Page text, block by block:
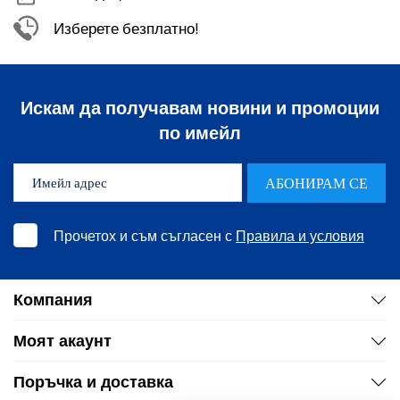
Изберете безплатно!
Искам да получавам новини и промоции
по имейл
АБОНИРАМ СЕ
Прочетох и съм съгласен с Правила и условия
Компания
Моят акаунт
Поръчка и доставка